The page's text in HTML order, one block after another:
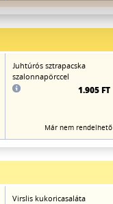
Juhtúrós sztrapacska
szalonnapörccel
1.905 FT
Már nem rendelhető
Virslis kukoricasaláta